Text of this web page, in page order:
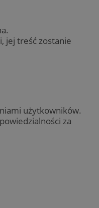
jej treść zostanie
użytkowników.
za